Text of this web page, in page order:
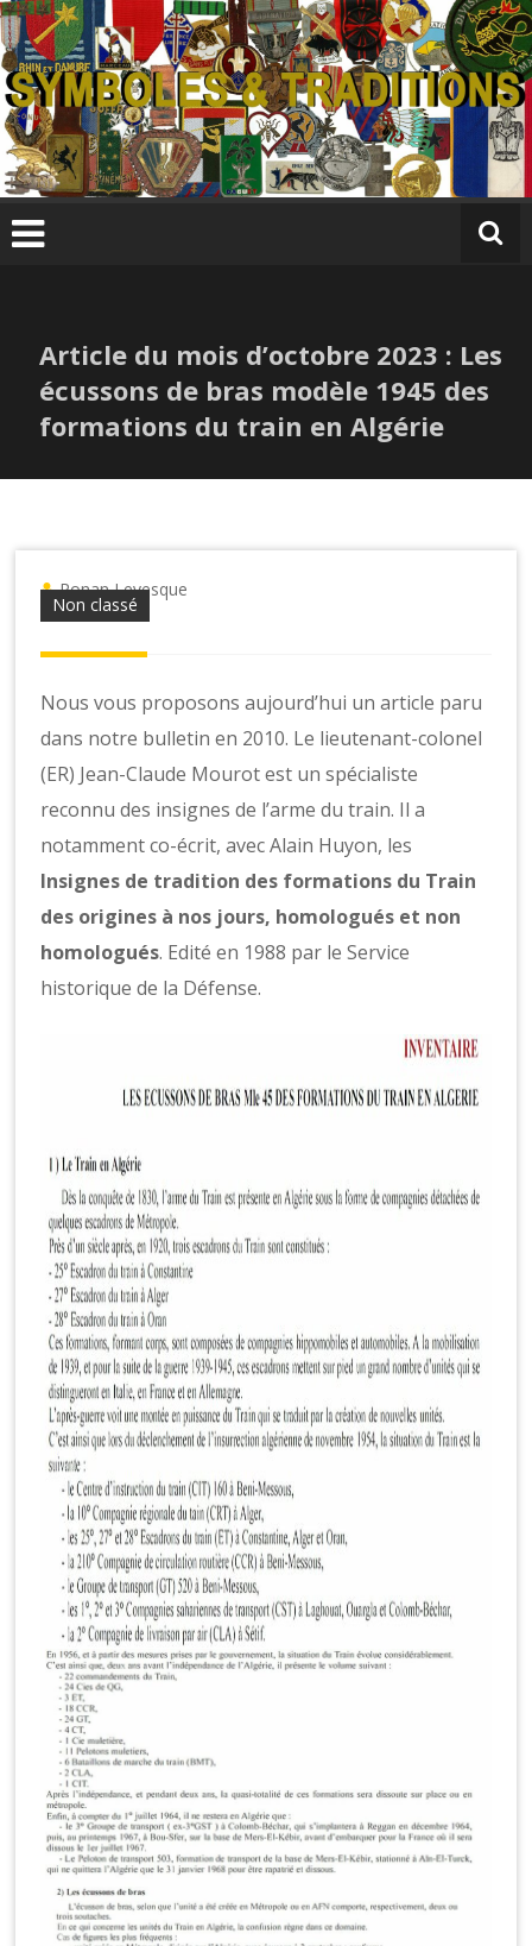
Skip
to
content
S
y
s
&
T
r
a
di
n
s
Article du mois d’octobre 2023 : Les
écussons de bras modèle 1945 des
formations du train en Algérie
Non classé
Ronan Levesque
Nous vous proposons aujourd’hui un article paru
dans notre bulletin en 2010. Le lieutenant-colonel
(ER) Jean-Claude Mourot est un spécialiste
reconnu des insignes de l’arme du train. Il a
notamment co-écrit, avec Alain Huyon, les
Insignes de tradition des formations du Train
des origines à nos jours, homologués et non
homologués. Edité en 1988 par le Service
historique de la Défense.